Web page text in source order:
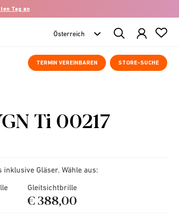
Tag an
Search
Products
TERMIN VEREINBAREN STORE-SUCHE
Ti 00217
Gläser. Wähle aus:
Gleitsichtbrille
€ 388,00